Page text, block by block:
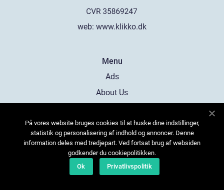
web: www.klikko.dk
Menu
Ads
About Us
Contact
Sitemap
På vores website bruges cookies til at huske dine indstillinger,
statistik og personalisering af indhold og annoncer. Denne
information deles med tredjepart. Ved fortsat brug af websiden
godkender du cookiepolitikken.
Ok
Privatlivspolitik